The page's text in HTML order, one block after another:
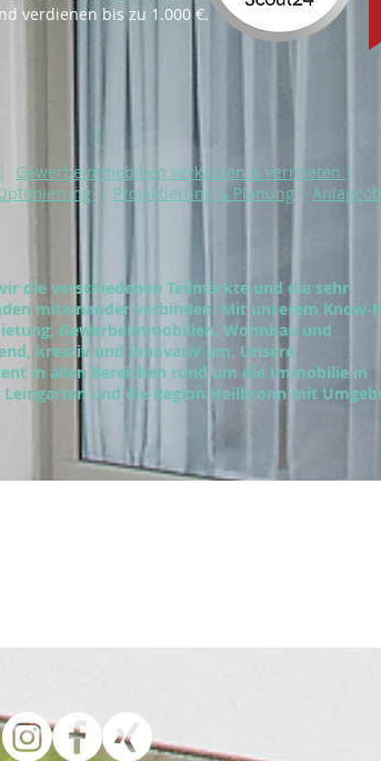
verdienen bis zu 1.000 €.
| Gewerbeimmobilien verkaufen & vermieten |
| Projektierung & Planung |
die verschiedenen Teilmärkte und die sehr
miteinander verbinden. Mit unserem Know-
Gewerbeimmobilien, Wohnbau und
kreativ und innovativ um. Unsere
in allen Bereichen rund um die Immobilie in
und die Region Heilbronn mit